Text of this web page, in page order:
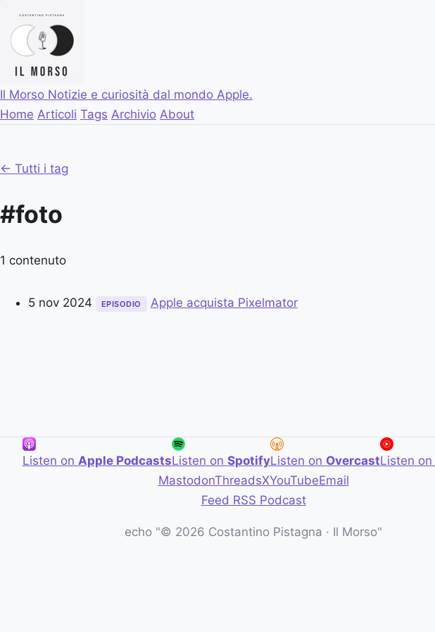
Il Morso Notizie e curiosità dal mondo Apple.
Home Articoli Tags Archivio About
← Tutti i tag
#foto
1 contenuto
5 nov 2024 EPISODIO Apple acquista Pixelmator
Listen on Apple PodcastsListen on SpotifyListen on OvercastListen on
MastodonThreadsXYouTubeEmail
Feed RSS Podcast
echo "© 2026 Costantino Pistagna · Il Morso"